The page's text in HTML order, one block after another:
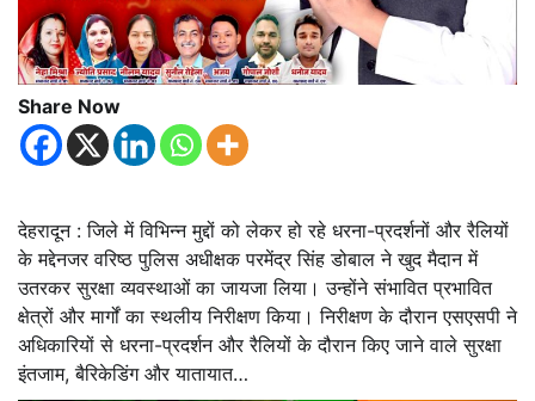
Share Now
देहरादून : जिले में विभिन्न मुद्दों को लेकर हो रहे धरना-प्रदर्शनों और रैलियों
के मद्देनजर वरिष्ठ पुलिस अधीक्षक परमेंद्र सिंह डोबाल ने खुद मैदान में
उतरकर सुरक्षा व्यवस्थाओं का जायजा लिया। उन्होंने संभावित प्रभावित
क्षेत्रों और मार्गों का स्थलीय निरीक्षण किया। निरीक्षण के दौरान एसएसपी ने
अधिकारियों से धरना-प्रदर्शन और रैलियों के दौरान किए जाने वाले सुरक्षा
इंतजाम, बैरिकेडिंग और यातायात…